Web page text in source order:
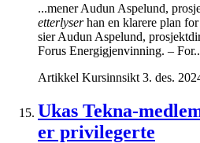
...mener Audun Aspelund,
etterlyserhan en klarere plan
sier Audun Aspelund,
Forus Energigjenvinning. –
Artikkel Kursinnsikt 3. des.
Ukas Tekna-
er privilegerte